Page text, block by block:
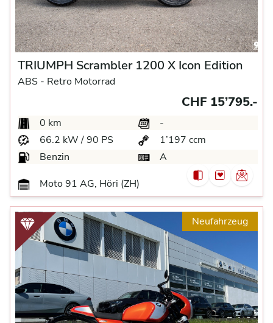
TRIUMPH Scrambler 1200 X Icon Edition
ABS - Retro Motorrad
CHF 15’795.-
0 km
-
66.2 kW / 90 PS
1’197 ccm
Benzin
A
Moto 91 AG, Höri (ZH)
Neufahrzeug